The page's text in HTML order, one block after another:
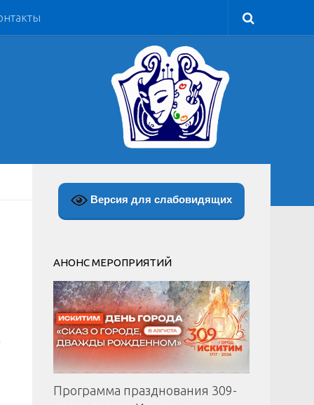
Версия для слабовидящих
АНОНС МЕРОПРИЯТИЙ
Программа празднования 309-